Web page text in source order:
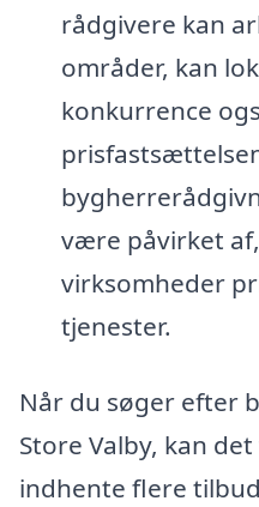
rådgivere kan
områder, kan
konkurrence
være påvirket
virksomheder
tjenester.
Når du søger efter
Store Valby, kan
indhente flere